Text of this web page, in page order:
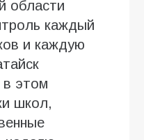
области
каждый
и каждую
в этом
школ,